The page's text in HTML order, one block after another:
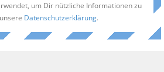
um Dir nützliche Informationen zu
Datenschutzerklärung.